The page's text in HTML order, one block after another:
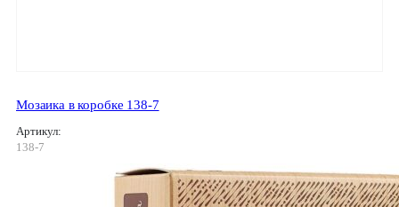
Мозаика в коробке 138-7
Артикул:
138-7